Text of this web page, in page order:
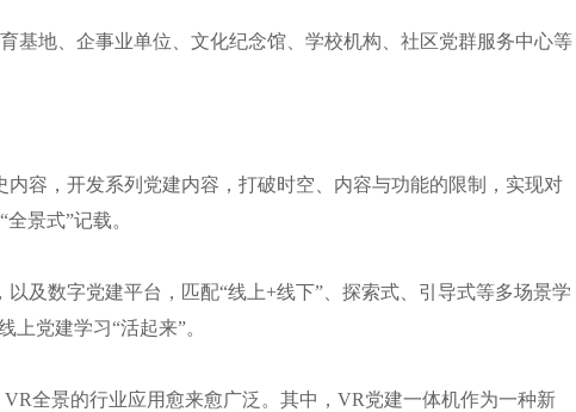
基地、企事业单位、文化纪念馆、学校机构、社区党群服务中心等
容，开发系列党建内容，打破时空、内容与功能的限制，实现对
景式”记载。
数字党建平台，匹配“线上+线下”、探索式、引导式等多场景学
上党建学习“活起来”。
全景的行业应用愈来愈广泛。其中，VR党建一体机作为一种新